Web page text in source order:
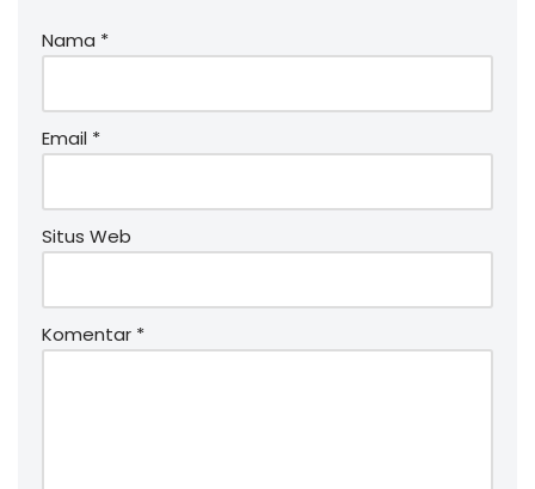
Nama *
Email *
Situs Web
Komentar *